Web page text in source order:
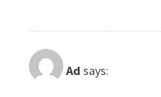
Ad says: